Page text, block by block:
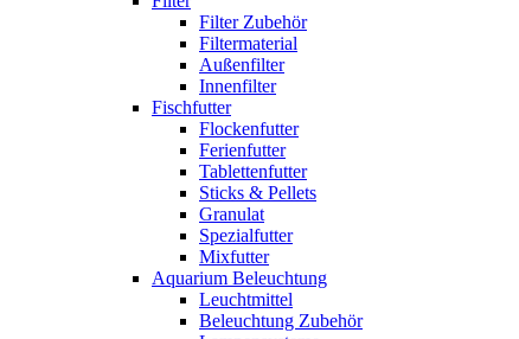
Filter Zubehör
Filtermaterial
Außenfilter
Innenfilter
Fischfutter
Flockenfutter
Ferienfutter
Tablettenfutter
Sticks & Pellets
Granulat
Spezialfutter
Mixfutter
Aquarium Beleuchtung
Leuchtmittel
Beleuchtung Zubehör